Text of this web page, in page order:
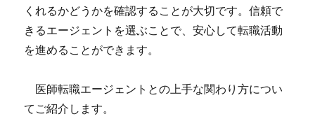
くれるかどうかを確認することが大切です。信頼で
きるエージェントを選ぶことで、安心して転職活動
を進めることができます。
医師転職エージェントとの上手な関わり方につい
てご紹介します。